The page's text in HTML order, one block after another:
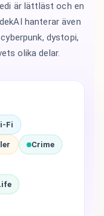
Fi
Crime
är lättläst och en
hanterar även
dystopi,
olika delar.